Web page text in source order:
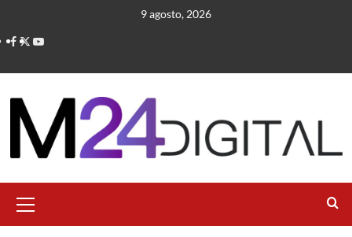
contenido
9 agosto, 2026
primario